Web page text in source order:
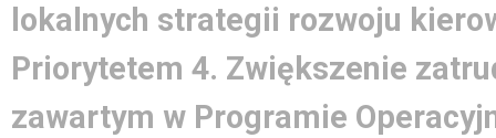
lokalnych strategii rozwoju
Priorytetem 4. Zwiększenie
zawartym w Programie